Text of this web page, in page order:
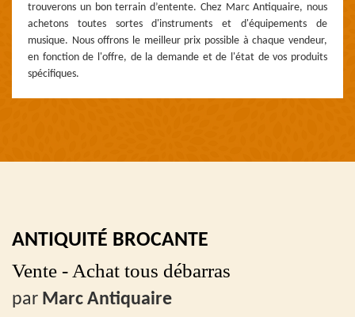
trouverons un bon terrain d’entente. Chez Marc Antiquaire, nous
achetons toutes sortes d'instruments et d'équipements de
musique. Nous offrons le meilleur prix possible à chaque vendeur,
en fonction de l'offre, de la demande et de l'état de vos produits
spécifiques.
ANTIQUITÉ BROCANTE
Vente - Achat tous débarras
par Marc Antiquaire